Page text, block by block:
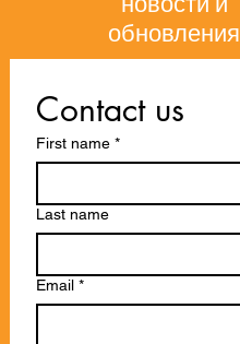
обновления
Contact us
First name *
Last name
Email *